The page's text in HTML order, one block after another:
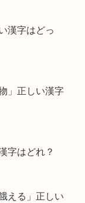
漢字はどっ
」正しい漢字
字はどれ？
える」正しい